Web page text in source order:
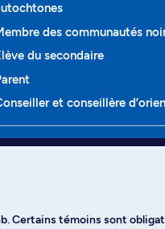
des communautés
du secondaire
et conseillère
et cours
Certains témoins sont